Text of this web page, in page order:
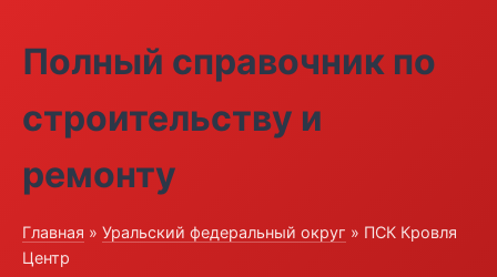
Полный справочник по
строительству и
ремонту
Главная » Уральский федеральный округ » ПСК Кровля
Центр